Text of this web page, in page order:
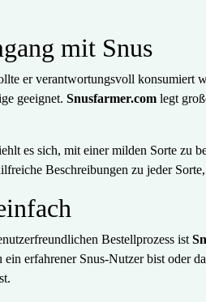
mit Snus
er verantwortungsvoll konsumiert
geeignet. Snusfarmer.com legt
es sich, mit einer milden Sorte zu
Beschreibungen zu jeder
Bestellprozess ist
erfahrener Snus-Nutzer bist oder